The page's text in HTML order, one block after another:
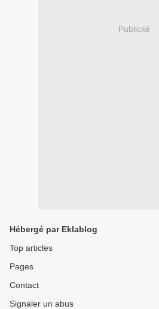
Publicité
Hébergé par Eklablog
Top articles
Pages
Contact
Signaler un abus